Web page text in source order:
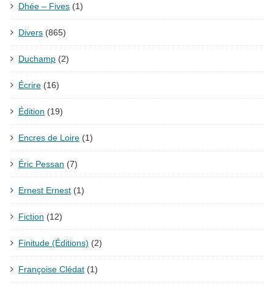
Dhée – Fives (1)
Divers (865)
Duchamp (2)
Écrire (16)
Édition (19)
Encres de Loire (1)
Éric Pessan (7)
Ernest Ernest (1)
Fiction (12)
Finitude (Éditions) (2)
Françoise Clédat (1)